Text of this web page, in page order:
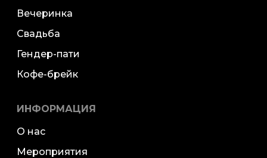
Вечеринка
Свадьба
Гендер-пати
Кофе-брейк
ИНФОРМАЦИЯ
О нас
Мероприятия